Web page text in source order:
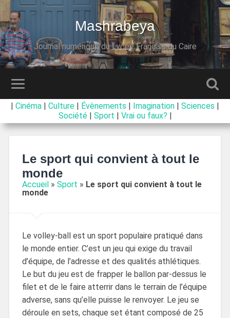
Mashrabeya
Journal numérique du Lycée Français du Caire
Cinéma Culture Évènements Imagination Sciences
Société| Sport Vrai ou faux?
Le sport qui convient à tout le
monde
Accueil» Sport » Le sport qui convient à tout le
monde
Le volley-ball est un sport populaire pratiqué dans
le monde entier. C’est un jeu qui exige du travail
d’équipe, de l’adresse et des qualités athlétiques.
Le but du jeu est de frapper le ballon par-dessus le
filet et de le faire atterrir dans le terrain de l’équipe
adverse, sans qu’elle puisse le renvoyer. Le jeu se
déroule en sets, chaque set étant composé de 25